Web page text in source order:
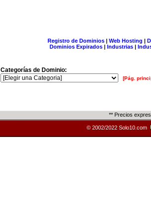
Registro de Dominios| Web Hosting |
Dominios Expirados | Industrias |
Categorías de Dominio:
[Pág.
** Precios
© 2002/2022 Solo10.com